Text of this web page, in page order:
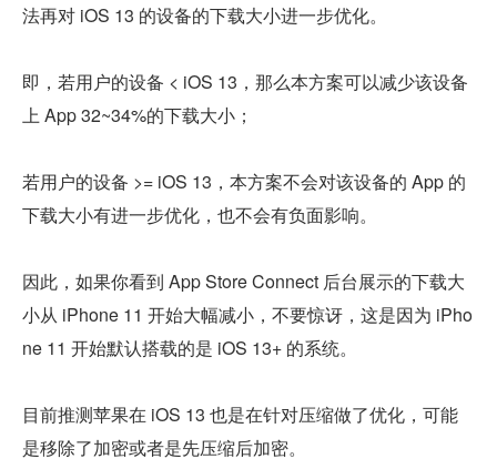
法再对 iOS 13 的设备的下载大小进一步优化。
即，若用户的设备 < iOS 13，那么本方案可以减少该设备
上 App 32~34%的下载大小；
若用户的设备 >= iOS 13，本方案不会对该设备的 App 的
下载大小有进一步优化，也不会有负面影响。
因此，如果你看到 App Store Connect 后台展示的下载大
小从 iPhone 11 开始大幅减小，不要惊讶，这是因为 iPho
ne 11 开始默认搭载的是 iOS 13+ 的系统。
目前推测苹果在 iOS 13 也是在针对压缩做了优化，可能
是移除了加密或者是先压缩后加密。